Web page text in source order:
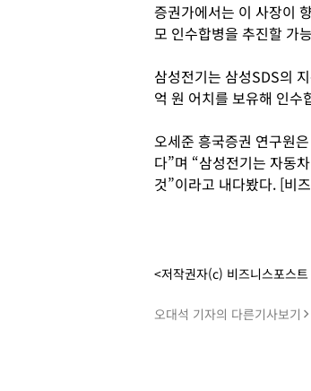
증권가에서는 이 사장이
모 인수합병을 추진할 가
삼성전기는 삼성SDS의
억 원 어치를 보유해 인수
오세준 흥국증권 연구원
다”며 “삼성전기는 자동
것”이라고 내다봤다. [비
<저작권자(c) 비즈니스포스
오대석 기자의 다른기사보기